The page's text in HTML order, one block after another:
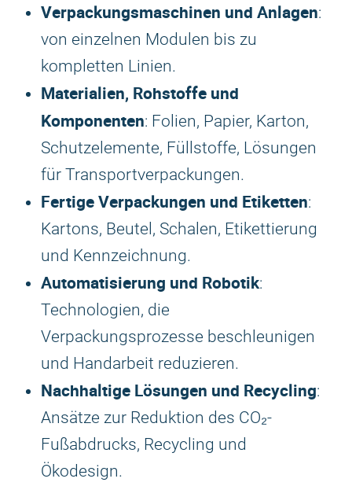
Verpackungsmaschinen und Anlagen:
von einzelnen Modulen bis zu
kompletten Linien.
Materialien, Rohstoffe und
Komponenten: Folien, Papier, Karton,
Schutzelemente, Füllstoffe, Lösungen
für Transportverpackungen.
Fertige Verpackungen und Etiketten:
Kartons, Beutel, Schalen, Etikettierung
und Kennzeichnung.
Automatisierung und Robotik:
Technologien, die
Verpackungsprozesse beschleunigen
und Handarbeit reduzieren.
Nachhaltige Lösungen und Recycling:
Ansätze zur Reduktion des CO₂-
Fußabdrucks, Recycling und
Ökodesign.